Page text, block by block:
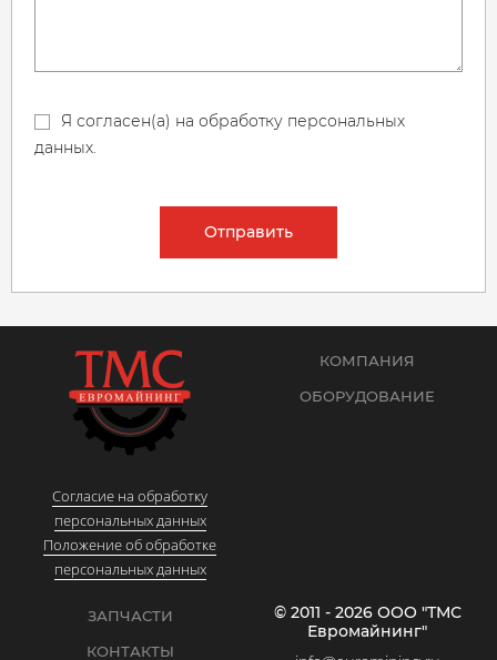
Я согласен(а) на обработку персональных
данных.
Отправить
Согласие на обработку
персональных данных
Положение об обработке
персональных данных
КОМПАНИЯ
ОБОРУДОВАНИЕ
ЗАПЧАСТИ
КОНТАКТЫ
© 2011 - 2026 ООО "ТМС
Евромайнинг"